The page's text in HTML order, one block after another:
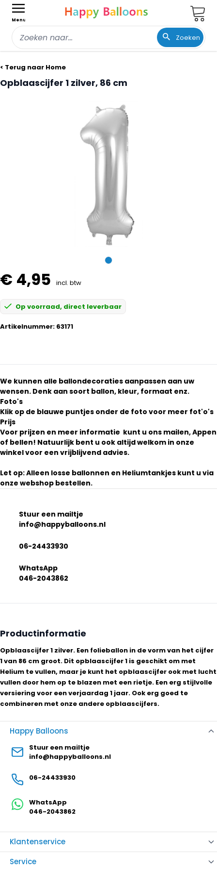
Menu
Zoeken
< Terug naar Home
Opblaascijfer 1 zilver, 86 cm
€ 4,95 incl. btw
Op voorraad, direct leverbaar
Artikelnummer: 63171
We kunnen alle ballondecoraties aanpassen aan uw
wensen. Denk aan soort ballon, kleur, formaat enz.
Foto's
Klik op de blauwe puntjes onder de foto voor meer fot'o's
Prijs
Voor prijzen en meer informatie kunt u ons mailen, Appen
of bellen! Natuurlijk bent u ook altijd welkom in onze
winkel voor een vrijblijvend advies.
Let op: Alleen losse ballonnen en Heliumtankjes kunt u via
onze webshop bestellen.
Stuur een mailtje
info@happyballoons.nl
06-24433930
WhatsApp
046-2043862
Productinformatie
Opblaascijfer 1 zilver. Een folieballon in de vorm van het cijfer
1 van 86 cm groot. Dit opblaascijfer 1 is geschikt om met
Helium te vullen, maar je kunt het opblaascijfer ook met lucht
vullen door hem op te blazen met een rietje. Een erg stijlvolle
versiering voor een verjaardag 1 jaar. Ook erg goed te
combineren met onze andere opblaascijfers.
Klantenservice
Service
Happy Balloons
Stuur een mailtje
info@happyballoons.nl
06-24433930
WhatsApp
046-2043862